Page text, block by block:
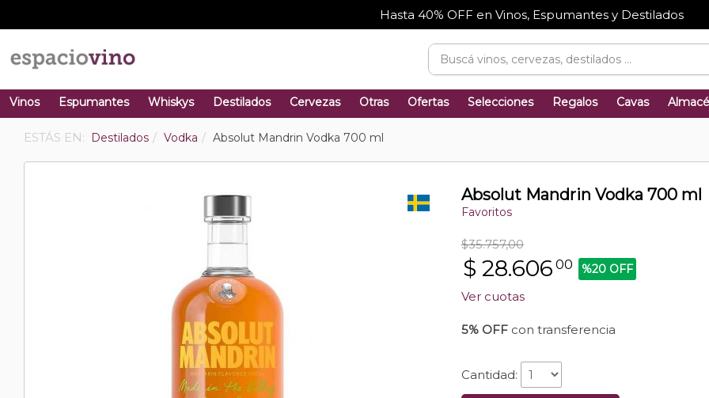
Hasta 40% OFF en Vinos, Espumantes y Destilados
Vinos Espumantes Whiskys Destilados Cervezas Otras Ofertas Selecciones Regalos Cavas
ESTÁS EN: Destilados Vodka Absolut Mandrin Vodka 700 ml
Absolut Mandrin Vodka 700 ml
Favoritos
$35.757,00
$ 28.606 00 %20 OFF
Ver cuotas
5% OFFcon transferencia
Cantidad: